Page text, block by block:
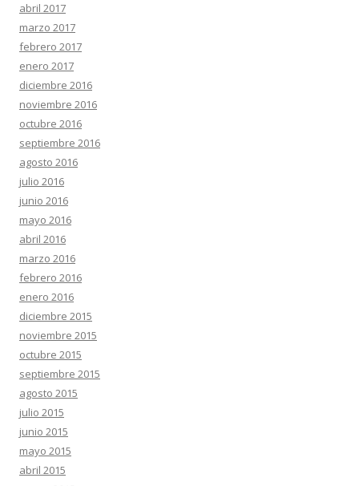
abril 2017
marzo 2017
febrero 2017
enero 2017
diciembre 2016
noviembre 2016
octubre 2016
septiembre 2016
agosto 2016
julio 2016
junio 2016
mayo 2016
abril 2016
marzo 2016
febrero 2016
enero 2016
diciembre 2015
noviembre 2015
octubre 2015
septiembre 2015
agosto 2015
julio 2015
junio 2015
mayo 2015
abril 2015